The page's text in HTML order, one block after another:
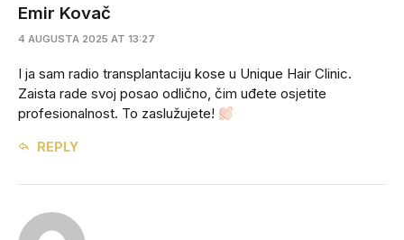
Emir Kovač
4 AUGUSTA 2025 AT 13:27
I ja sam radio transplantaciju kose u Unique Hair Clinic.
Zaista rade svoj posao odlično, čim uđete osjetite
profesionalnost. To zaslužujete!
REPLY